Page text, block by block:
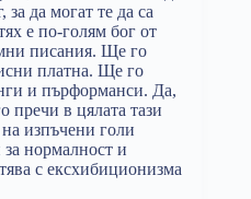
за да могат те да са
е по-голям бог от
писания. Ще го
платна. Ще го
и пърформанси. Да,
пречи в цялата тази
изпъчени голи
нормалност и
с ексхибиционизма